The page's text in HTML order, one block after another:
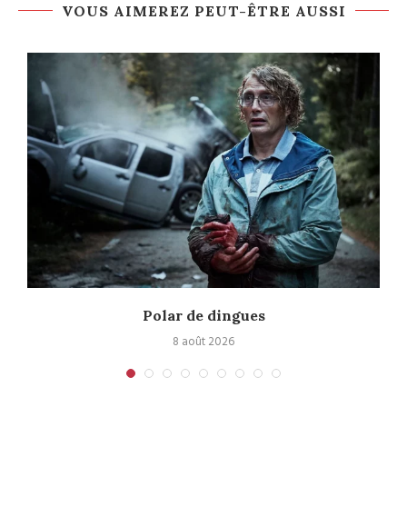
VOUS AIMEREZ PEUT-ÊTRE AUSSI
Polar de dingues
8 août 2026